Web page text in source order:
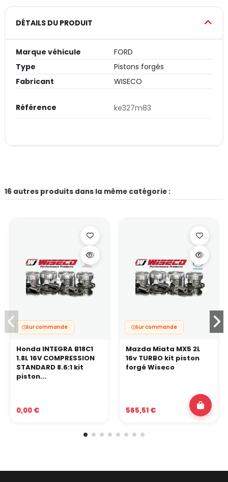
DÉTAILS DU PRODUIT
Marque véhicule
FORD
Type
Pistons forgés
Fabricant
WISECO
Référence ke327m83
16 autres produits dans la même catégorie :
Sur commande
Honda INTEGRA B18C1
1.8L 16V COMPRESSION
STANDARD 8.6:1 kit
piston...
0,00 €
Sur commande
Mazda Miata MX5 2L
16v TURBO kit piston
forgé Wiseco
565,51 €